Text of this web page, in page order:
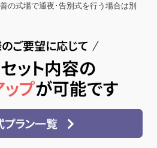
の式場で通夜･告別式を行う場合は別
ご要望に応じて
ット内容の
プが可能です
プラン一覧